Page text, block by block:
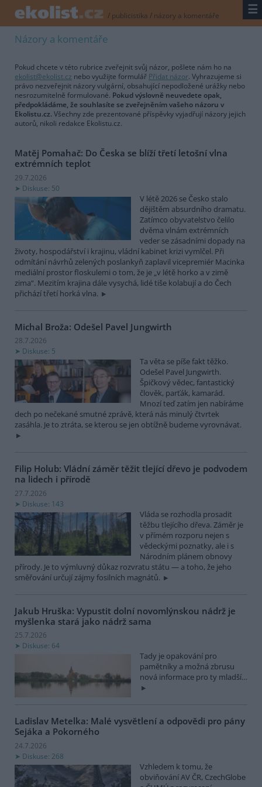
/ publicistika / názory a komentáře ☰
Názory a komentáře
Pokud chcete v této rubrice zveřejnit svůj názor, pošlete nám ho na
ekolist@ekolist.cz nebo využijte formulář Přidat názor. Vyhrazujeme si
právo nezveřejnit názory vulgární, obsahující nepodložené urážky nebo
nesrozumitelně formulované. Pokud výslovně neuvedete opak,
předpokládáme, že souhlasíte se zveřejněním vašeho názoru v
Ekolistu.cz. Všechny zde prezentované příspěvky vyjadřují názory jejich
autorů, nikoli redakce Ekolistu.cz.
Matěj Pomahač: Do Česka se blíží třetí letošní vlna
extrémních teplot
29.7.2026
Diskuse: 50
V létě 2026 se Česko stalo
dějištěm absurdního dramatu.
Zatímco obyvatelstvo čelilo
dvěma vlnám extrémních
veder se zásadními dopady na
životy, hospodářství i krajinu, vládní kabinet krizi vymlčel. Při
odmítání návrhů zelených poslankyň zaplavil vicepremiér Macinka
mediální prostor floskulemi o tom, že je „v létě horko a v zimě
zima“. Mezitím krajina dále vysychá, lidé tiše kolabují a do Čech
přichází třetí horká vlna.
Michal Broža: Odešel Pavel Jungwirth
28.7.2026
Diskuse: 5
Ta věta se píše fakt těžko.
Odešel Pavel Jungwirth.
Špičkový vědec, fantastický
člověk, parťák, kamarád.
Mnozí teď zatím jen nabíráme
dech po nečekané smutné zprávě, která nás minulý čtvrtek
zasáhla. Je to ztráta, se kterou se jen obtížně budeme vyrovnávat.
Filip Holub: Vládní záměr těžit tlející dřevo je podvodem
na lidech i přírodě
27.7.2026
Diskuse: 143
Vláda se rozhodla prosadit
těžbu tlejícího dřeva. Záměr je
v přímém rozporu nejen s
vědeckými poznatky, ale i s
Národním plánem obnovy
přírody. Je to výmluvný důkaz rozvratu státu — a toho, že jeho
směřování určují zájmy fosilních magnátů.
Jakub Hruška: Vypustit dolní novomlýnskou nádrž je
myšlenka stará jako nádrž sama
25.7.2026
Diskuse: 64
Tady je opakování pro
pamětníky a možná zbrusu
nová informace pro ty mladší…
Ladislav Metelka: Malé vysvětlení a odpovědi pro pány
Sejáka a Pokorného
24.7.2026
Diskuse: 268
Vzhledem k tomu, že
obviňování AV ČR, CzechGlobe